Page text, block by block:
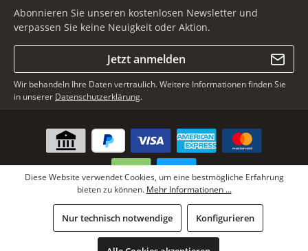
Abonnieren Sie unseren kostenlosen Newsletter und
verpassen Sie keine Neuigkeit oder Aktion.
Jetzt anmelden
Wir behandeln Ihre Daten vertraulich. Weitere Informationen finden Sie
in unserer Datenschutzerklärung.
* Alle Preise inkl. gesetzl. Mehrwertsteuer zzgl.Versandkosten, wenn
nicht anders angegeben.
Diese Website verwendet Cookies, um eine bestmögliche Erfahrung
bieten zu können. Mehr Informationen ...
Nur technisch notwendige Konfigurieren